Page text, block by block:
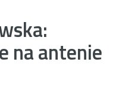
na antenie